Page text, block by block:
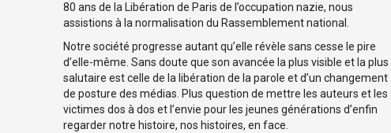
80 ans de la Libération de Paris de l’occupation nazie, nous
assistions à la normalisation du Rassemblement national.
Notre société progresse autant qu’elle révèle sans cesse le pire
d’elle-même. Sans doute que son avancée la plus visible et la plus
salutaire est celle de la libération de la parole et d’un changement
de posture des médias. Plus question de mettre les auteurs et les
victimes dos à dos et l’envie pour les jeunes générations d’enfin
regarder notre histoire, nos histoires, en face.